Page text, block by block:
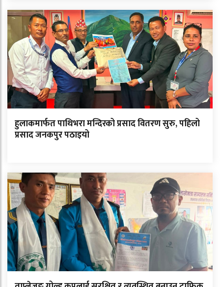
हुलाकमार्फत पाथिभरा मन्दिरको प्रसाद वितरण सुरु, पहिलो
प्रसाद जनकपुर पठाइयो